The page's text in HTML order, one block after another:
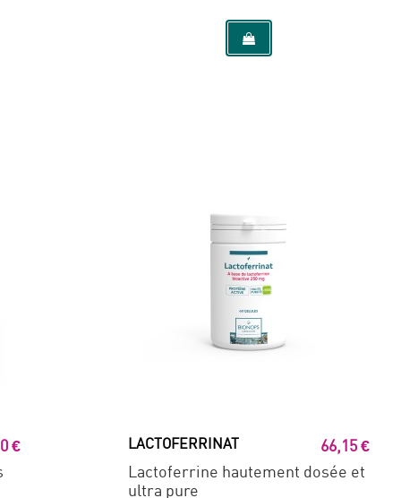
€
LACTOFERRINAT
66,15 €
Lactoferrine hautement dosée et
ultra pure